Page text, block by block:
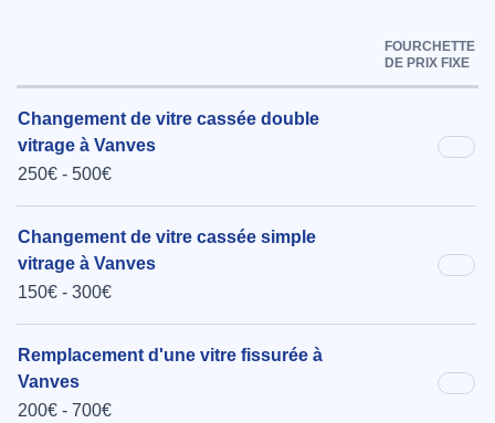
FOURCHETTE
DE PRIX FIXE
Changement de vitre cassée double
vitrage à Vanves
250€ - 500€
Changement de vitre cassée simple
vitrage à Vanves
150€ - 300€
Remplacement d'une vitre fissurée à
Vanves
200€ - 700€